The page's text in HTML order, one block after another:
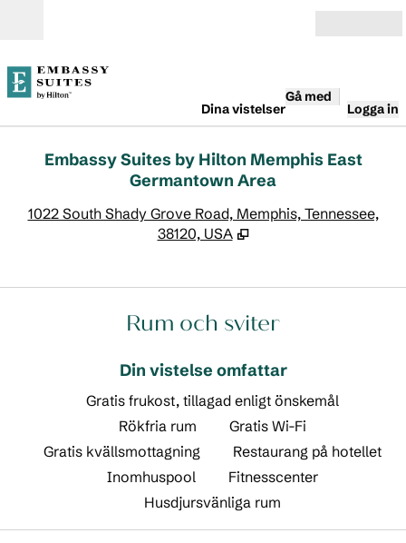
Dina vistelser
Gå med
Logga in
Embassy Suites by Hilton Memphis East
Germantown Area
1022 South Shady Grove Road, Memphis, Tennessee,
38120, USA
Rum och sviter
Din vistelse omfattar
Gratis frukost, tillagad enligt önskemål
Rökfria rum
Gratis Wi-Fi
Gratis kvällsmottagning
Restaurang på hotellet
Inomhuspool
Fitnesscenter
Husdjursvänliga rum